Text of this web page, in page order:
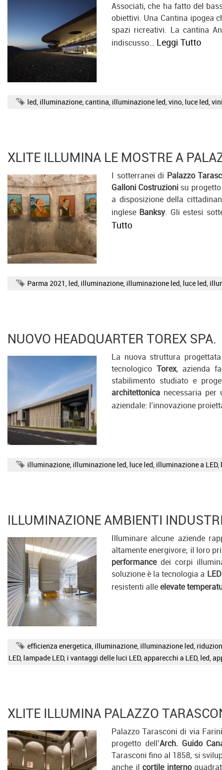
Associati, che ha fatto del
obiettivi. Una Cantina ipogea
spazi ricreativi. La cantina
indiscusso… Leggi Tutto
led, illuminazione,cantina, illuminazione led,vino, luce led,
XLITE ILLUMINA LE MOSTRE A
I sotterranei di Palazzo
Galloni Costruzioni su progetto
a disposizione della
inglese Banksy. Gli estesi
Tutto
Parma 2021, led, illuminazione, illuminazione led, luce led,
NUOVO HEADQUARTER TOREX SPA.
La nuova struttura
tecnologicoTorex, azienda
stabilimento studiato e
architettonica necessaria per
aziendale: l’innovazione
illuminazione, illuminazione led, luce led, illuminazione a LED,
ILLUMINAZIONE AMBIENTI
Illuminare alcune aziende
altamente energivore; il loro
performancedei corpi
soluzione è la tecnologia a LED
resistenti alleelevate
efficienza energetica, illuminazione, illuminazione led,
LED, lampade LED, i vantaggi delle luci LED,apparecchi a LED, led,
XLITE ILLUMINA PALAZZO
Palazzo Tarasconi di via
progetto dell’Arch. Guido
Tarasconi fino al 1858, si
anche ilcortile interno